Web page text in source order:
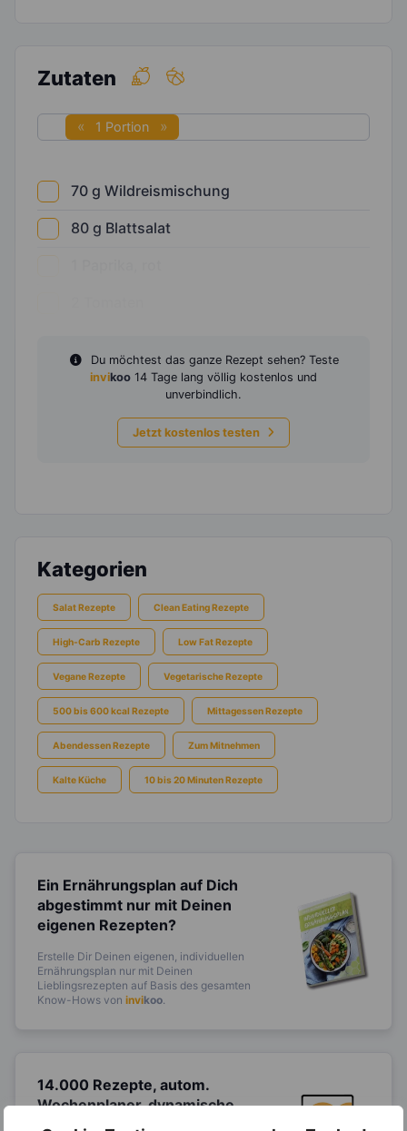
Zutaten
1 Portion
70 g Wildreismischung
80 g Blattsalat
Du möchtest das ganze Rezept sehen? Teste
invikoo 14 Tage lang völlig kostenlos und
unverbindlich.
Jetzt kostenlos testen
Kategorien
Salat Rezepte Clean Eating Rezepte
High-Carb Rezepte Low Fat Rezepte
Vegane Rezepte Vegetarische Rezepte
500 bis 600 kcal Rezepte Mittagessen Rezepte
Abendessen Rezepte Zum Mitnehmen
Kalte Küche 10 bis 20 Minuten Rezepte
Ein Ernährungsplan auf Dich
abgestimmt nur mit Deinen
eigenen Rezepten?
Erstelle Dir Deinen eigenen, individuellen
Ernährungsplan nur mit Deinen
Lieblingsrezepten auf Basis des gesamten
Know-Hows von invikoo
14.000 Rezepte, autom.
Wochenplaner,dynamische
Einkaufsliste und noch mehr?